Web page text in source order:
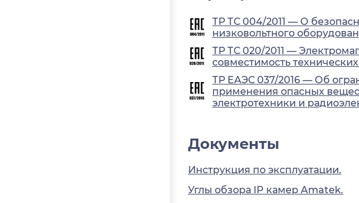
ТР ТС 004/2011 — О
низковольтного
ТР ТС 020/2011 —
совместимость
ТР ЕАЭС 037/2016 — Об
применения опасных
электротехники и
Документы
Инструкция по эксплуатации.
Углы обзора IP камер Amatek.